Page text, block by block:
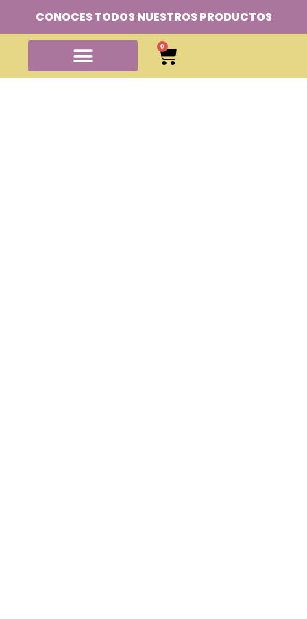
CONOCES TODOS NUESTROS PRODUCTOS
0